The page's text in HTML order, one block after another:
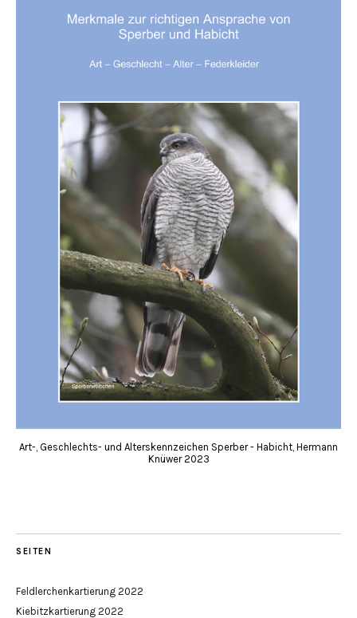
Art-, Geschlechts- und Alterskennzeichen Sperber - Habicht, Hermann
Knüwer 2023
SEITEN
Feldlerchenkartierung 2022
Kiebitzkartierung 2022